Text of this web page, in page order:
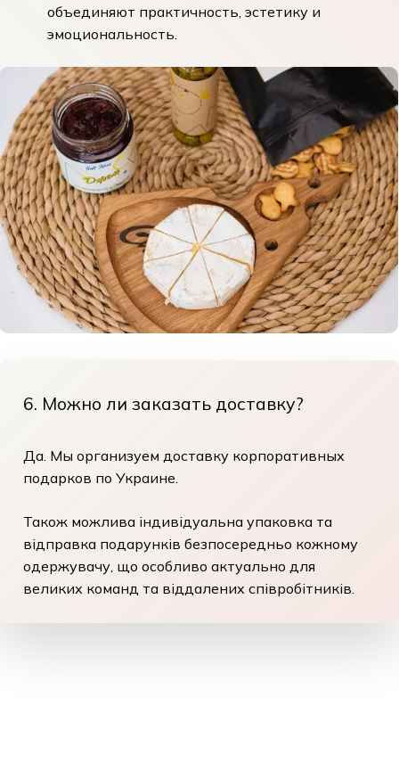
объединяют практичность, эстетику и
эмоциональность.
6. Можно ли заказать доставку?
Да. Мы организуем доставку корпоративных
подарков по Украине.
Також можлива індивідуальна упаковка та
відправка подарунків безпосередньо кожному
одержувачу, що особливо актуально для
великих команд та віддалених співробітників.